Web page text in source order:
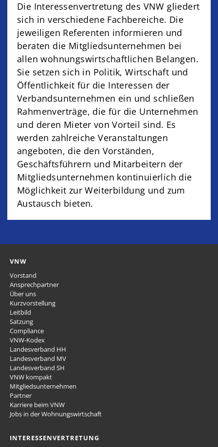
Die Interessenvertretung des VNW gliedert
sich in verschiedene Fachbereiche. Die
jeweiligen Referenten informieren und
beraten die Mitgliedsunternehmen bei
allen wohnungswirtschaftlichen Belangen.
Sie setzen sich in Politik, Wirtschaft und
Öffentlichkeit für die Interessen der
Verbandsunternehmen ein und schließen
Rahmenverträge, die für die Unternehmen
und deren Mieter von Vorteil sind. Es
werden zahlreiche Veranstaltungen
angeboten, die den Vorständen,
Geschäftsführern und Mitarbeitern der
Mitgliedsunternehmen kontinuierlich die
Möglichkeit zur Weiterbildung und zum
Austausch bieten.
VNW
Vorstand
Ansprechpartner
Über uns
Kurzvorstellung
Leitbild
Satzung
Compliance
VNW-Kodex
Landesverband HH
Landesverband MV
Landesverband SH
VNW kompakt
Mitgliedsunternehmen
Partner
Karriere beim VNW
Jobs in der Wohnungswirtschaft
INTERESSENVERTRETUNG